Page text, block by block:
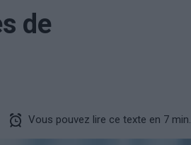
de
Vous pouvez lire ce texte en 7 min.